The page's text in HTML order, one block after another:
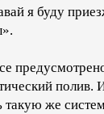
я буду
полив.
такую же